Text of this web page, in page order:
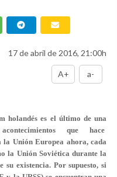
17 de abril de 2016, 21:00h
A+ a-
holandés es el último de una
que hace
la Unión Europea ahora, cada
la Unión Soviética durante la
su existencia. Por supuesto, si